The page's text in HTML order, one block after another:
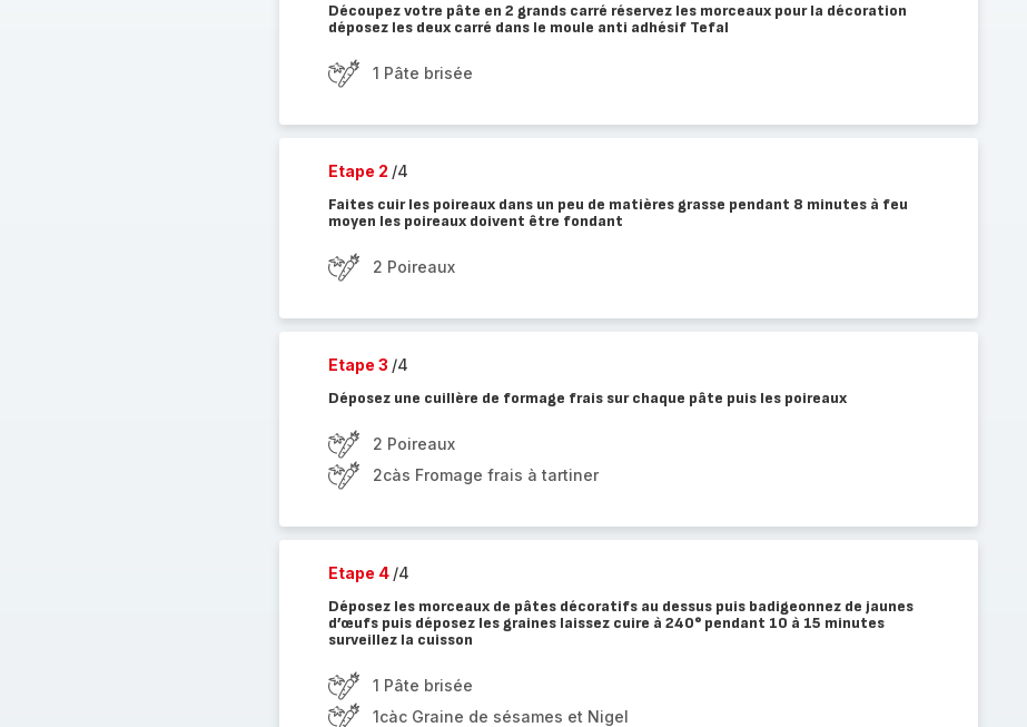
Découpez votre pâte en 2 grands carré réservez les morceaux pour la décoration
déposez les deux carré dans le moule anti adhésif Tefal
1 Pâte brisée
Etape 2 /4
Faites cuir les poireaux dans un peu de matières grasse pendant 8 minutes à feu
moyen les poireaux doivent être fondant
2 Poireaux
Etape 3 /4
Déposez une cuillère de formage frais sur chaque pâte puis les poireaux
2 Poireaux
2càs Fromage frais à tartiner
Etape 4 /4
Déposez les morceaux de pâtes décoratifs au dessus puis badigeonnez de jaunes
d’œufs puis déposez les graines laissez cuire à 240° pendant 10 à 15 minutes
surveillez la cuisson
1 Pâte brisée
1càc Graine de sésames et Nigel